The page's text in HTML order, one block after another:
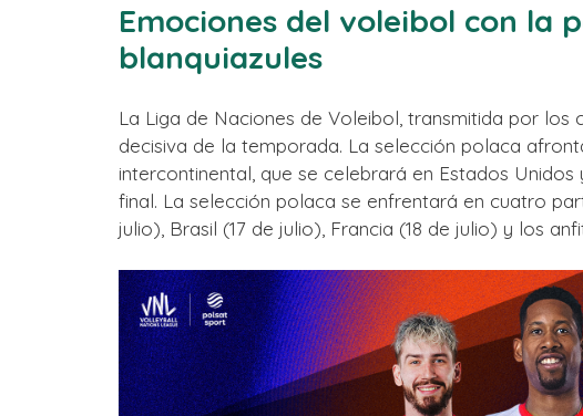
Emociones del voleibol con la
blanquiazules
La Liga de Naciones de Voleibol, transmitida por
decisiva de la temporada. La selección polaca
intercontinental, que se celebrará en Estados
final. La selección polaca se enfrentará en cuatro
julio), Brasil (17 de julio), Francia (18 de julio) y los